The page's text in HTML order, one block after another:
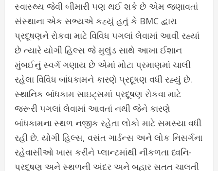
સ્વાસ્થ્ય જેવી બીમારી પણ થઈ શકે છે એમ જણાવતાં
સંસ્થાના એક સભ્યએ કહ્યું હતું કે BMC દ્વારા
પ્રદૂષણને રોકવા માટે વિવિધ પગલાં લેવામાં આવી રહ્યાં
છે ત્યારે યોગી હિલ્સ જે મુલુંડ સાથે આખા ઈશાન
મુંબઈનું સ્વર્ગ ગણાય છે એમાં મોટા પ્રમાણમાં ચાલી
રહેલા વિવિધ બાંધકામને કારણે પ્રદૂષણ વધી રહ્યું છે.
સ્થાનિક બાંધકામ સાઇટ્સમાં પ્રદૂષણ રોકવા માટે
જરૂરી પગલાં લેવામાં આવતાં નથી જેને કારણે
બાંધકામના સ્થળ નજીક રહેતા લોકો માટે સમસ્યા વધી
રહી છે. યોગી હિલ્સ, વસંત ગાર્ડન્સ અને લોક નિસર્ગના
રહેવાસીઓ ખાસ કરીને પ્લાન્ટમાંથી નીકળતા ધ્વનિ-
પ્રદૂષણ અને સ્થળની અંદર અને બહાર સતત ચાલતી